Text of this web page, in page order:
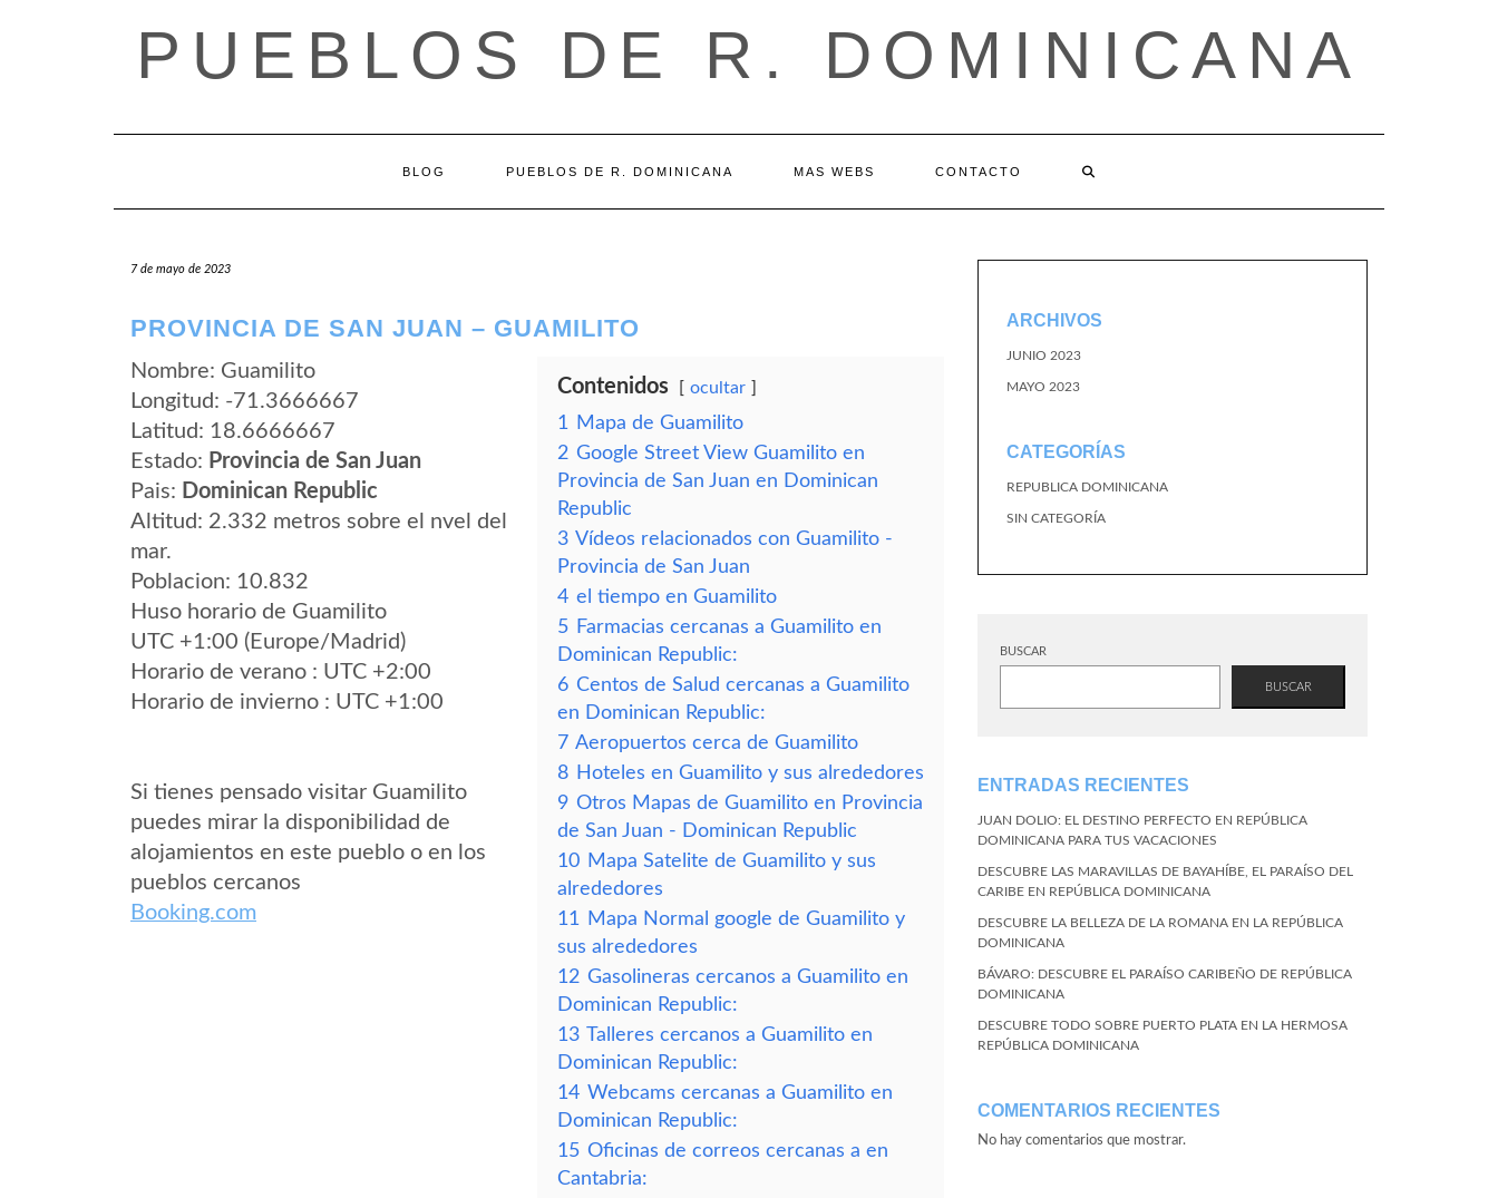
PUEBLOS DE R. DOMINICANA
BLOG PUEBLOS DE R. DOMINICANA MAS WEBS CONTACTO
7 de mayo de 2023
PROVINCIA DE SAN JUAN – GUAMILITO
Nombre: Guamilito
Longitud: -71.3666667
Latitud: 18.6666667
Estado: Provincia de San Juan
Pais: Dominican Republic
Altitud: 2.332 metros sobre el nvel del
mar.
Poblacion: 10.832
Huso horario de Guamilito
UTC +1:00 (Europe/Madrid)
Horario de verano : UTC +2:00
Horario de invierno : UTC +1:00
Si tienes pensado visitar Guamilito
puedes mirar la disponibilidad de
alojamientos en este pueblo o en los
pueblos cercanos
Booking.com
Contenidos ocultar
1
Mapa de Guamilito
2 Google Street View Guamilito en
Provincia de San Juan en Dominican
Republic
3 Vídeos relacionados con Guamilito -
Provincia de San Juan
4 el tiempo en Guamilito
5 Farmacias cercanas a Guamilito en
Dominican Republic:
6 Centos de Salud cercanas a Guamilito
en Dominican Republic:
7 Aeropuertos cerca de Guamilito
8 Hoteles en Guamilito y sus alrededores
9 Otros Mapas de Guamilito en Provincia
de San Juan - Dominican Republic
10 Mapa Satelite de Guamilito y sus
alrededores
11
Mapa Normal google de Guamilito y
sus alrededores
12 Gasolineras cercanos a Guamilito en
Dominican Republic:
13 Talleres cercanos a Guamilito en
Dominican Republic:
14 Webcams cercanas a Guamilito en
Dominican Republic:
15 Oficinas de correos cercanas a en
Cantabria:
ARCHIVOS
JUNIO 2023
MAYO 2023
CATEGORÍAS
REPUBLICA DOMINICANA
SIN CATEGORÍA
BUSCAR
BUSCAR
ENTRADAS RECIENTES
JUAN DOLIO: EL DESTINO PERFECTO EN REPÚBLICA
DOMINICANA PARA TUS VACACIONES
DESCUBRE LAS MARAVILLAS DE BAYAHÍBE, EL PARAÍSO DEL
CARIBE EN REPÚBLICA DOMINICANA
DESCUBRE LA BELLEZA DE LA ROMANA EN LA REPÚBLICA
DOMINICANA
BÁVARO: DESCUBRE EL PARAÍSO CARIBEÑO DE REPÚBLICA
DOMINICANA
DESCUBRE TODO SOBRE PUERTO PLATA EN LA HERMOSA
REPÚBLICA DOMINICANA
COMENTARIOS RECIENTES
No hay comentarios que mostrar.